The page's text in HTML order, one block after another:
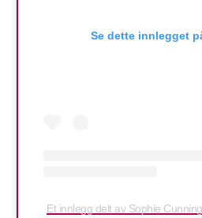
Se dette innlegget
Et innlegg delt av Sophie